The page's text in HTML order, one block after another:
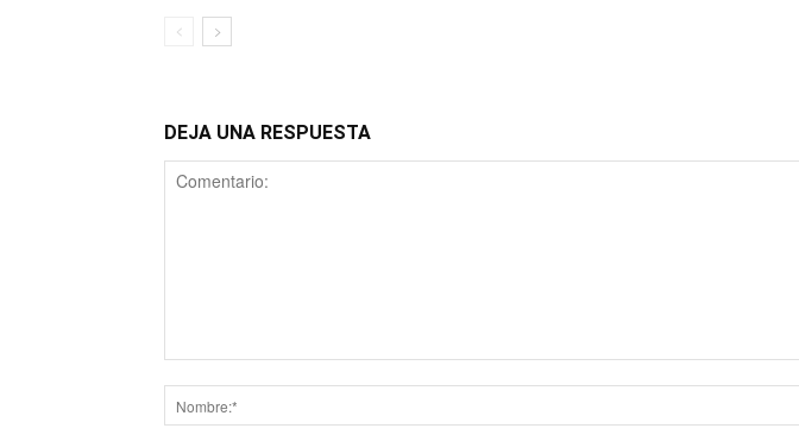
DEJA UNA RESPUESTA